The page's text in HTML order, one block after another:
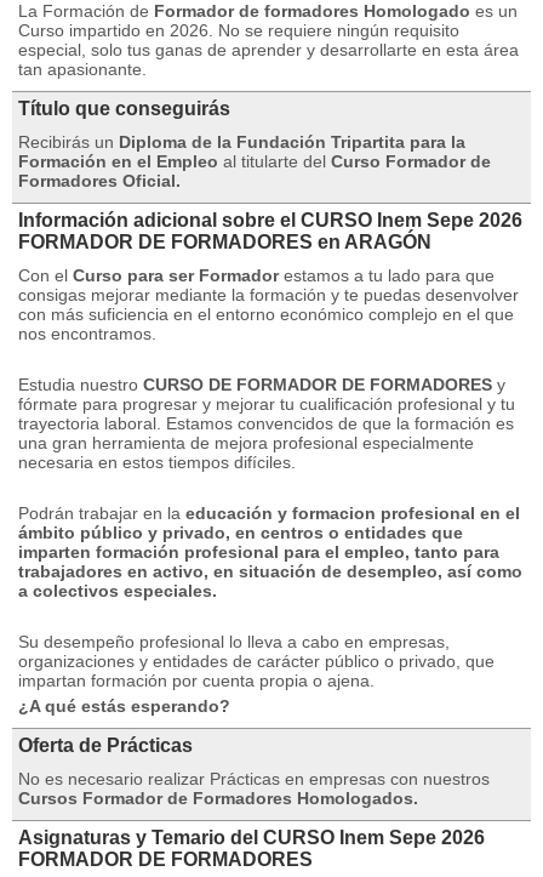
La Formación de Formador de formadores Homologado es un
Curso impartido en 2026. No se requiere ningún requisito
especial, solo tus ganas de aprender y desarrollarte en esta área
tan apasionante.
Título que conseguirás
Recibirás un Diploma de la Fundación Tripartita para la
Formación en el Empleo al titularte del Curso Formador de
Formadores Oficial.
Información adicional sobre el CURSO Inem Sepe 2026
FORMADOR DE FORMADORES en ARAGÓN
Con el Curso para ser Formadorestamos a tu lado para que
consigas mejorar mediante la formación y te puedas desenvolver
con más suficiencia en el entorno económico complejo en el que
nos encontramos.
Estudia nuestro CURSO DE FORMADOR DE FORMADORES y
fórmate para progresar y mejorar tu cualificación profesional y tu
trayectoria laboral. Estamos convencidos de que la formación es
una gran herramienta de mejora profesional especialmente
necesaria en estos tiempos difíciles.
Podrán trabajar en la educación y formacion profesional en el
ámbito público y privado, en centros o entidades que
imparten formación profesional para el empleo, tanto para
trabajadores en activo, en situación de desempleo, así como
a colectivos especiales.
Su desempeño profesional lo lleva a cabo en empresas,
organizaciones y entidades de carácter público o privado, que
impartan formación por cuenta propia o ajena.
¿A qué estás esperando?
Oferta de Prácticas
No es necesario realizar Prácticas en empresas con nuestros
Cursos Formador de Formadores Homologados.
Asignaturas y Temario del CURSO Inem Sepe 2026
FORMADOR DE FORMADORES